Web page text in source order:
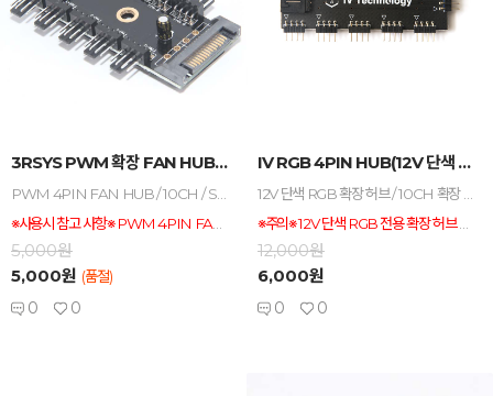
3RSYS PWM 확장 FAN HUB(PWM 4PI...
PWM 4PIN FAN HUB / 10CH / SATA 전원 공급 / 메인보드 CPU_FAN 설치 권장(메인보드 신호 연동 가능)
5,000원
5,000원 (품절)
0 0
IV RGB 4PIN HUB(12V 단색 RGB 전...
12,000원
6,000원
0
0